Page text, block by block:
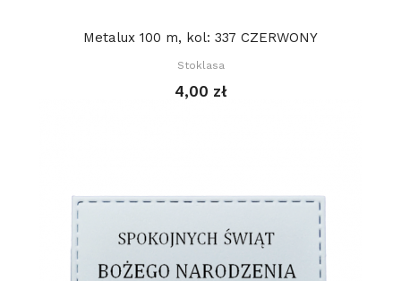
Metalux 100 m, kol: 337 CZERWONY
Stoklasa
4,00 zł